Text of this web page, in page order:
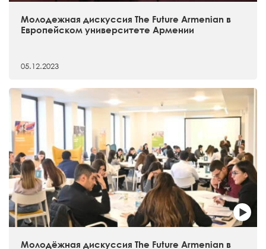
Молодежная дискуссия The Future Armenian в
Европейском университете Армении
05.12.2023
Молодёжная дискуссия The Future Armenian в